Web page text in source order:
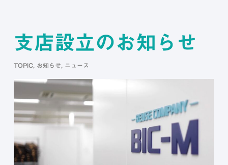
支店設立のお知らせ
TOPIC, お知らせ ニュース